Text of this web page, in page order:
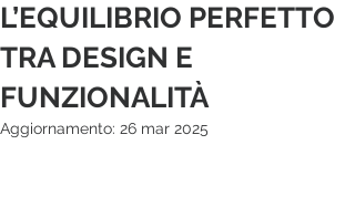
L’EQUILIBRIO PERFETTO
TRA DESIGN E
FUNZIONALITÀ
Aggiornamento: 26 mar 2025